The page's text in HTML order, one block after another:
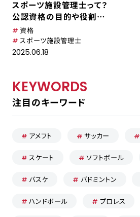
スポーツ施設管理士って？
公認資格の目的や役割に
ついても解説
資格
スポーツ施設管理士
2025.06.18
KEYWORDS
注目のキーワード
アメフト サッカー
スケート ソフトボール
バスケ バドミントン
ハンドボール プロレス
表彰台の降り方。
アルバイト/業務委託を探す
採用担当の方はこちら